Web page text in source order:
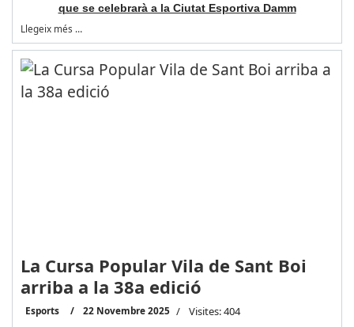
que se celebrarà a la Ciutat Esportiva Damm
Llegeix més …
La Cursa Popular Vila de Sant Boi
arriba a la 38a edició
Esports 22 Novembre 2025 Visites: 404